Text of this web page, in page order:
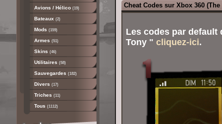
Avions / Hélico (19)
Bateaux (2)
Mods (159)
Armes (51)
Skins (46)
Utilitaires (58)
Sauvegardes (182)
Divers (17)
Triches (11)
Tous (1112)
Cheat Codes sur Xbox 360
Les codes par default
Tony " cliquez-ici.